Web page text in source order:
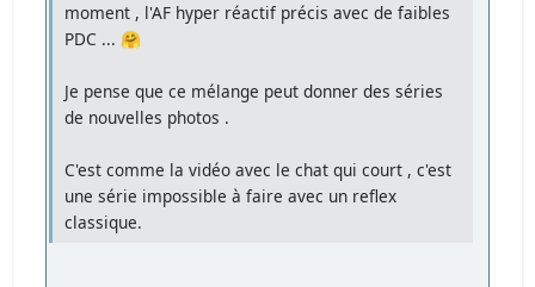
moment , l'AF hyper réactif précis avec de faibles
PDC ... 🤗
Je pense que ce mélange peut donner des séries
de nouvelles photos .
C'est comme la vidéo avec le chat qui court , c'est
une série impossible à faire avec un reflex
classique.